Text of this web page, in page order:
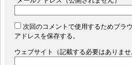
次回のコメントで使用するためブラ
アドレスを保存する。
ウェブサイト（記載する必要はありませ